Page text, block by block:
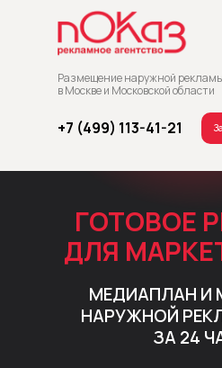
Размещение наружной рекламы
в Москве и Московской области
+7 (499) 113-41-21
ГОТОВОЕ
ДЛЯ
МЕДИАПЛАН И
НАРУЖНОЙ
ЗА 24